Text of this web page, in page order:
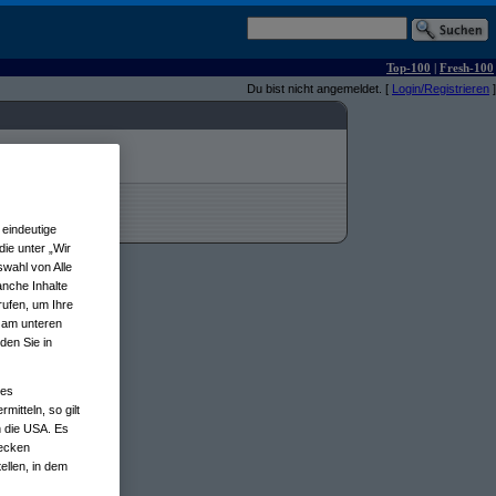
Top-100 | Fresh-100
Du bist nicht angemeldet. [ Login/Registrieren ]
unter „Wir
von Alle
Inhalte
um Ihre
unteren
Sie in
so gilt
die USA. Es
in dem